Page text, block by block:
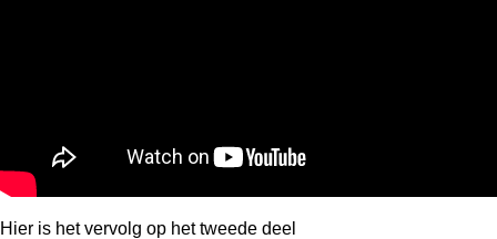
Hier is het vervolg op het tweede deel